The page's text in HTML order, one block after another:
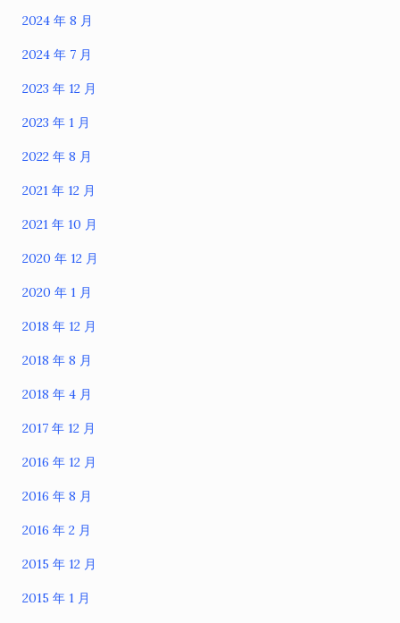
2024 年 8 月
2024 年 7 月
2023 年 12 月
2023 年 1 月
2022 年 8 月
2021 年 12 月
2021 年 10 月
2020 年 12 月
2020 年 1 月
2018 年 12 月
2018 年 8 月
2018 年 4 月
2017 年 12 月
2016 年 12 月
2016 年 8 月
2016 年 2 月
2015 年 12 月
2015 年 1 月